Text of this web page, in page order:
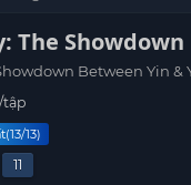
The
Between Yin &
tập
13)
11